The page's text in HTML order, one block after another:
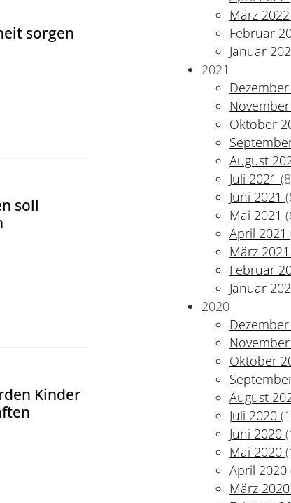
sorgen
soll
Haus werden
Kinder
März
Februar
Januar
2021
Oktober
August
Juli 2021
Juni 2021
Mai 2021
April 2021
März
Februar
Januar
2020
Oktober
August
Juli 2020
Juni 2020
Mai 2020
April 2020
März